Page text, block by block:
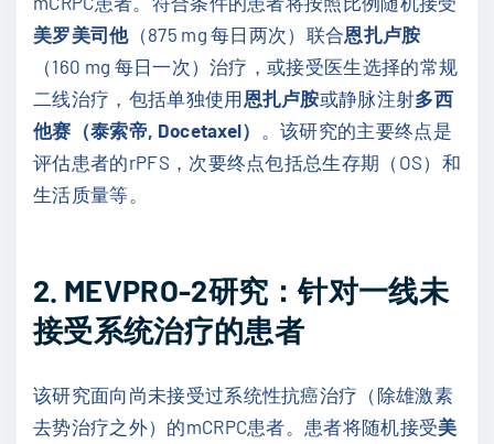
美罗美司他（875 mg 每日两次）联合恩扎卢胺
（160 mg 每日一次）治疗，或接受医生选择的常规
二线治疗，包括单独使用恩扎卢胺或静脉注射多西
他赛（泰索帝, Docetaxel）
。该研究的主要终点是
评估患者的rPFS，次要终点包括总生存期（OS）和
生活质量等。
2. MEVPRO-2研究：针对一线未
接受系统治疗的患者
该研究面向尚未接受过系统性抗癌治疗（除雄激素
去势治疗之外）的mCRPC患者。患者将随机接受美